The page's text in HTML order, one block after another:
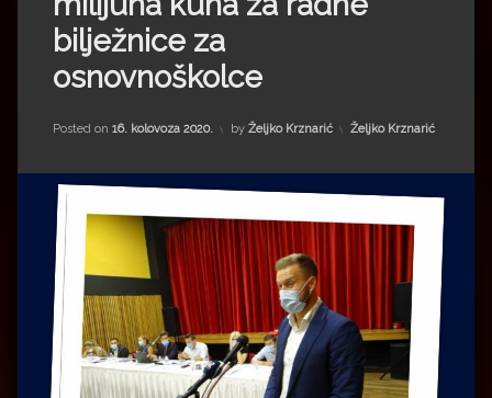
Impressum
Milenko Strižak
Drugi autori
Drugi autori
Željko Krznarić
Mario Lovreković
Miroslav Šantek
bilježnice za
osnovnoškolce
Posted on 16. kolovoza 2020. by Željko Krznarić Kategorije:
Željko Krznarić